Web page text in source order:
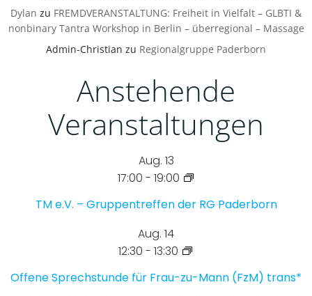
Dylan zu FREMDVERANSTALTUNG: Freiheit in Vielfalt – GLBTI &
nonbinary Tantra Workshop in Berlin – überregional – Massage
Admin-Christian zu Regionalgruppe Paderborn
Anstehende
Veranstaltungen
Aug. 13
17:00 - 19:00
TM e.V. – Gruppentreffen der RG Paderborn
Aug. 14
12:30 - 13:30
Offene Sprechstunde für Frau-zu-Mann (FzM) trans*